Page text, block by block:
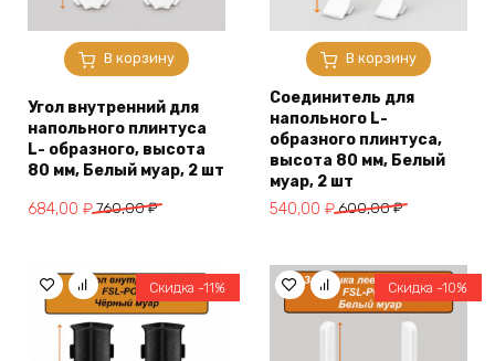
В корзину
Угол внутренний для
напольного плинтуса
L- образного, высота
80 мм, Белый муар, 2 шт
760,00₽
Первоначальная
760,00 ₽.
684,00 ₽
Текущая
В корзину
Соединитель для
напольного L-
образного плинтуса,
высота 80 мм, Белый
муар, 2 шт
600,00₽
Первоначальная
600,00 ₽.
540,00 ₽
Текущая
Скидка -11% Скидка -10%